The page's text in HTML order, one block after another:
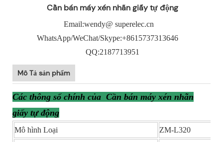
Cần bán máy xén nhãn giấy tự động
Email:wendy@ superelec.cn
WhatsApp/WeChat/Skype:+8615737313646
QQ:2187713951
Mô Tả sản phẩm
Các thông số chính của Cần bán máy xén nhãn
giấy tự động
Mô hình Loại
ZM-L320